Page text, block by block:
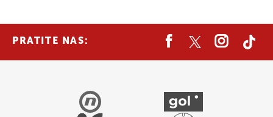
PRATITE NAS: